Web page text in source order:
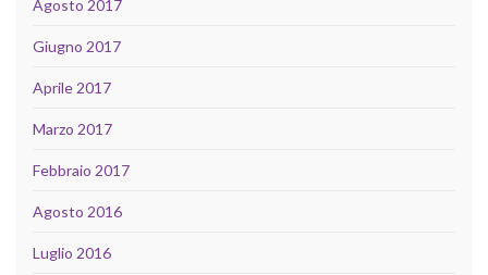
Agosto 2017
Giugno 2017
Aprile 2017
Marzo 2017
Febbraio 2017
Agosto 2016
Luglio 2016